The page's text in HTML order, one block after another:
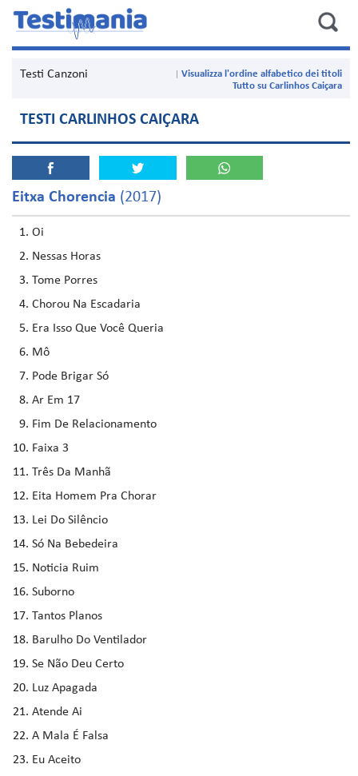
Testi Canzoni
Visualizza l'ordine alfabetico dei titoli
Tutto su Carlinhos Caiçara
TESTI CARLINHOS CAIÇARA
Eitxa Chorencia (2017)
Oi
Nessas Horas
Tome Porres
Chorou Na Escadaria
Era Isso Que Você Queria
Mô
Pode Brigar Só
Ar Em 17
Fim De Relacionamento
Faixa 3
Três Da Manhã
Eita Homem Pra Chorar
Lei Do Silêncio
Só Na Bebedeira
Noticia Ruim
Suborno
Tantos Planos
Barulho Do Ventilador
Se Não Deu Certo
Luz Apagada
Atende Ai
A Mala É Falsa
Eu Aceito